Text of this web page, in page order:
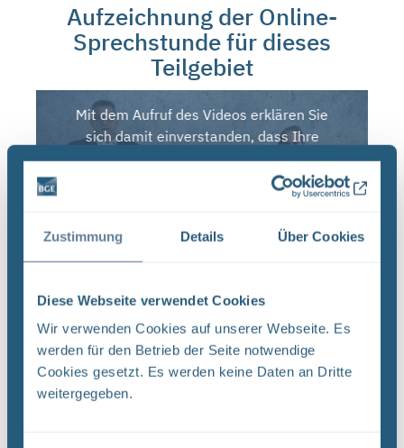
Zustimmung Details Über Cookies
Diese Webseite verwendet Cookies
Wir verwenden Cookies auf unserer Webseite. Es
werden für den Betrieb der Seite notwendige
Cookies gesetzt. Es werden keine Daten an Dritte
weitergegeben.
Aufzeichnung der Online-
Sprechstunde für dieses
Teilgebiet
Mit dem Aufruf des Videos erklären Sie
sich damit einverstanden, dass Ihre
Daten an Youtube
Video von Youtube laden
Die Kennungen der Teilgebiete
Die Kennungen der Teilgebiete erscheinen auf den